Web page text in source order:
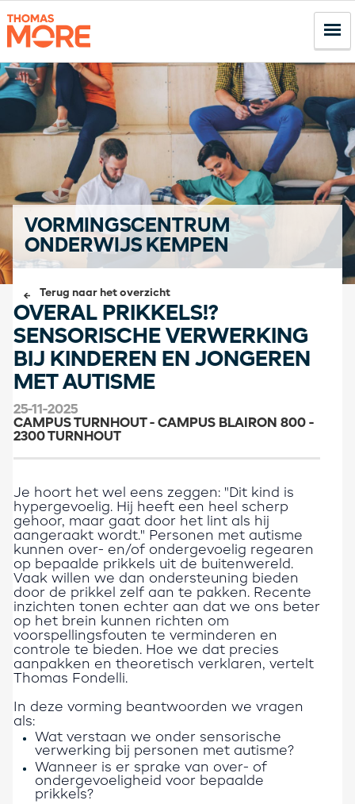
VORMINGSCENTRUM
ONDERWIJS KEMPEN
Terug naar het overzicht
OVERAL PRIKKELS!?
SENSORISCHE VERWERKING
BIJ KINDEREN EN JONGEREN
MET AUTISME
25-11-2025
CAMPUS TURNHOUT - CAMPUS BLAIRON 800 -
2300 TURNHOUT
Je hoort het wel eens zeggen: "Dit kind is
hypergevoelig. Hij heeft een heel scherp
gehoor, maar gaat door het lint als hij
aangeraakt wordt." Personen met autisme
kunnen over- en/of ondergevoelig regearen
op bepaalde prikkels uit de buitenwereld.
Vaak willen we dan ondersteuning bieden
door de prikkel zelf aan te pakken. Recente
inzichten tonen echter aan dat we ons beter
op het brein kunnen richten om
voorspellingsfouten te verminderen en
controle te bieden. Hoe we dat precies
aanpakken en theoretisch verklaren, vertelt
Thomas Fondelli.
In deze vorming beantwoorden we vragen
als:
Wat verstaan we onder sensorische
verwerking bij personen met autisme?
Wanneer is er sprake van over- of
ondergevoeligheid voor bepaalde
prikkels?